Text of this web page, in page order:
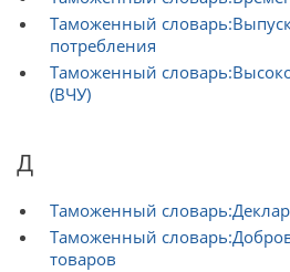
Таможенный
потребления
Таможенный
(ВЧУ)
Д
Таможенный
Таможенный
товаров